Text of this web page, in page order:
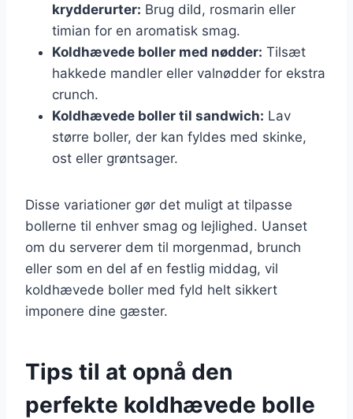
krydderurter: Brug dild, rosmarin eller
timian for en aromatisk smag.
Koldhævede boller med nødder: Tilsæt
hakkede mandler eller valnødder for ekstra
crunch.
Koldhævede boller til sandwich: Lav
større boller, der kan fyldes med skinke,
ost eller grøntsager.
Disse variationer gør det muligt at tilpasse
bollerne til enhver smag og lejlighed. Uanset
om du serverer dem til morgenmad, brunch
eller som en del af en festlig middag, vil
koldhævede boller med fyld helt sikkert
imponere dine gæster.
Tips til at opnå den
perfekte koldhævede bolle